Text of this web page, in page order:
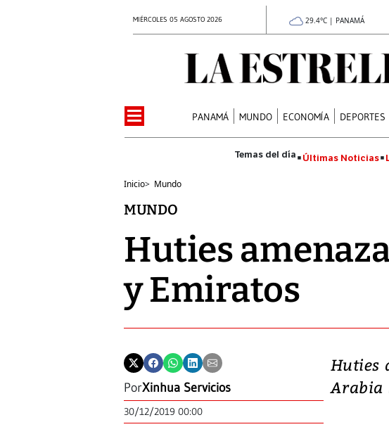
MIÉRCOLES 05 AGOSTO 2026 29.4°C | PANAMÁ
PANAMÁ MUNDO ECONOMÍA DEPORTES
Últimas Noticias
Inicio> Mundo
MUNDO
Huties
y Emiratos
PorXinhua Servicios
30/12/2019 00:00
Huties
Arabia